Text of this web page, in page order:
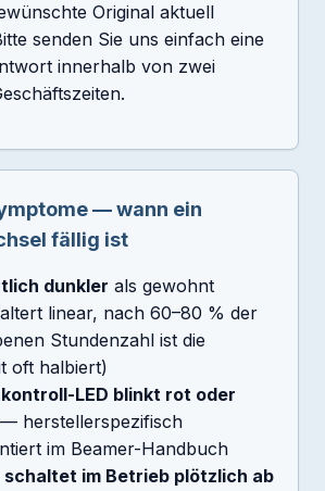
Original aktuell
senden Sie uns einfach eine
innerhalb von zwei
— wann ein
fällig ist
dunkler als gewohnt
linear, nach 60–80 % der
Stundenzahl ist die
oft halbiert)
LED blinkt rot oder
— herstellerspezifisch
im Beamer-Handbuch
schaltet im Betrieb plötzlich ab